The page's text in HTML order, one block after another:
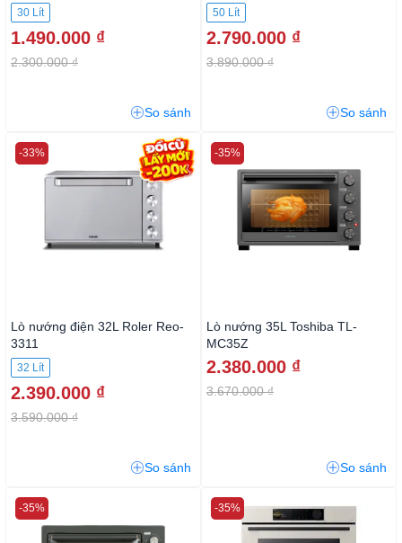
30 Lít
1.490.000 ₫
2.300.000 ₫
So sánh
50 Lít
2.790.000 ₫
3.890.000 ₫
So sánh
Lò nướng điện 32L Roler Reo-
3311
32 Lít
2.390.000 ₫
3.590.000 ₫
-33%
So sánh
Lò nướng 35L Toshiba TL-
MC35Z
2.380.000 ₫
3.670.000 ₫
-35%
So sánh
-35% -35%